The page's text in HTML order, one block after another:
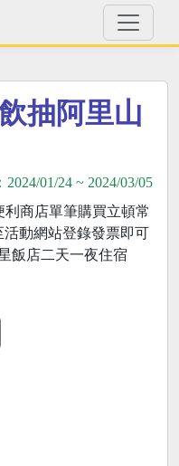
抽阿里山
2024/01/24 ~ 2024/03/05
利商店單筆購買立頓常
活動網站登錄發票即可
飯店二天一夜住宿